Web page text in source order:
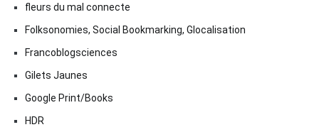
fleurs du mal connecte
Folksonomies, Social Bookmarking, Glocalisation
Francoblogsciences
Gilets Jaunes
Google Print/Books
HDR